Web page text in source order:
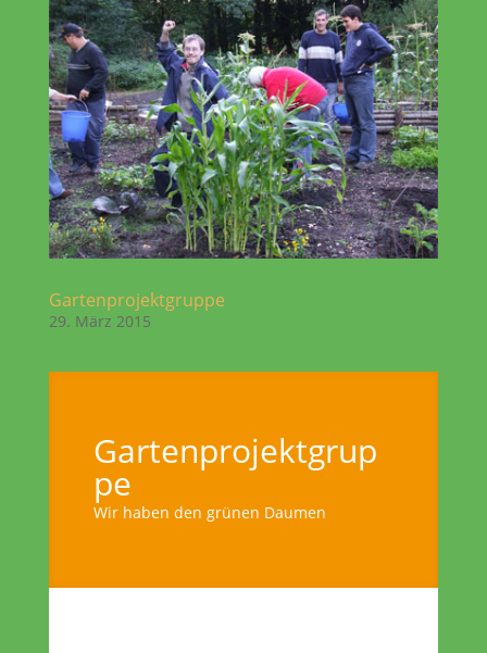
Gartenprojektgruppe
29. März 2015
Gartenprojektgrup
pe
Wir haben den grünen Daumen